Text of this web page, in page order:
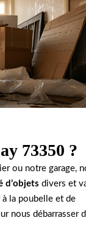
73350 ?
ou notre garage,
d’objets divers et
la poubelle et de
nous débarrasser